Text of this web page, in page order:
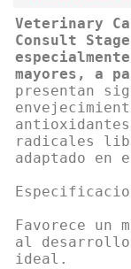
Veterinary
Consult
mayores, a
presentan
radicales
adaptado en
Favorece un
al
ideal.